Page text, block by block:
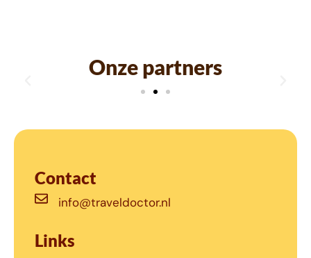
Onze partners
Contact
info@traveldoctor.nl
Links